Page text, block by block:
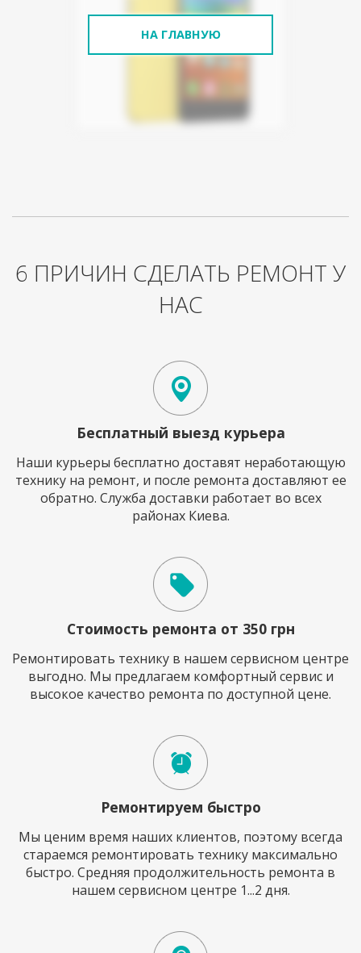
НА ГЛАВНУЮ
6 ПРИЧИН СДЕЛАТЬ РЕМОНТ У
НАС
Бесплатный выезд курьера
Наши курьеры бесплатно доставят неработающую
технику на ремонт, и после ремонта доставляют ее
обратно. Служба доставки работает во всех
районах Киева.
Стоимость ремонта от 350 грн
Ремонтировать технику в нашем сервисном центре
выгодно. Мы предлагаем комфортный сервис и
высокое качество ремонта по доступной цене.
Ремонтируем быстро
Мы ценим время наших клиентов, поэтому всегда
стараемся ремонтировать технику максимально
быстро. Средняя продолжительность ремонта в
нашем сервисном центре 1...2 дня.